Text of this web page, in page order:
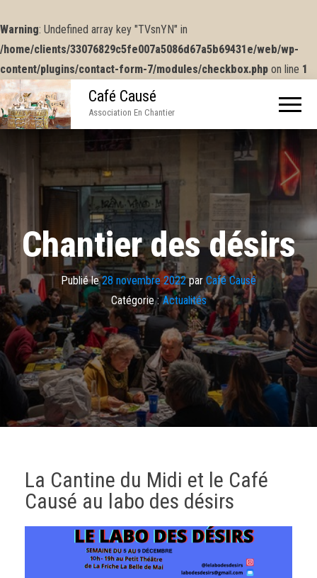
Warning: Undefined array key "TVsnYN" in
/home/clients/33076829c5fe007a5086d67a5b69431e/web/wp-
content/plugins/contact-form-7/modules/checkbox.php on line 1
Café Causé
Association En Chantier
Chantier des désirs
Publié le28 novembre 2022parCafé Causé
Catégorie : Actualités
La Cantine du Midi et le Café
Causé au labo des désirs